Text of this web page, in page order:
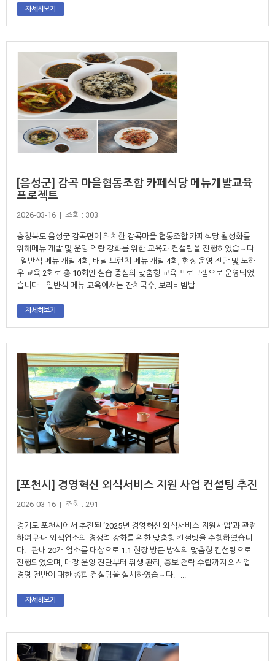
자세히보기
[음성군] 감곡 마을협동조합 카페식당 메뉴개발교육
프로젝트
2026-03-16 | 조회 : 303
충청북도 음성군 감곡면에 위치한 감곡마을 협동조합 카페식당 활성화를
위해메뉴 개발 및 운영 역량 강화를 위한 교육과 컨설팅을 진행하였습니다.
일반식 메뉴 개발 4회, 배달·브런치 메뉴 개발 4회, 현장 운영 진단 및 노하
우 교육 2회로 총 10회인 실습 중심의 맞춤형 교육 프로그램으로 운영되었
습니다. 일반식 메뉴 교육에서는 잔치국수, 보리비빔밥...
자세히보기
[포천시] 경영혁신 외식서비스 지원 사업 컨설팅 추진
2026-03-16 | 조회 : 291
경기도 포천시에서 추진된 ‘2025년 경영혁신 외식서비스 지원사업’과 관련
하여 관내 외식업소의 경쟁력 강화를 위한 맞춤형 컨설팅을 수행하였습니
다. 관내 20개 업소를 대상으로 1:1 현장 방문 방식의 맞춤형 컨설팅으로
진행되었으며, 매장 운영 진단부터 위생 관리, 홍보 전략 수립까지 외식업
경영 전반에 대한 종합 컨설팅을 실시하였습니다. ...
자세히보기